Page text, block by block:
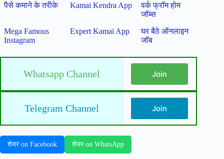
पैसे कमाने के तरीके
Kamai Kendra App
वर्क फ्रॉम होम
जॉब्स
Mega Famous
Instagram
Expert Kamai App
घर बैठे ऑनलाइन
जॉब
Whatsapp Channel Join
Telegram Channel Join
शेयर on Facebook शेयर on WhatsApp